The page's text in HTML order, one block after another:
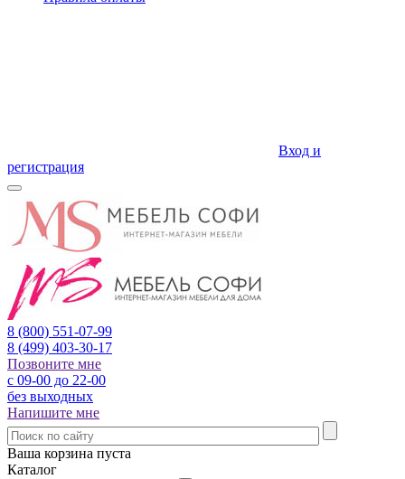
Вход и
регистрация
8 (800) 551-07-99
8 (499) 403-30-17
Позвоните мне
с 09-00 до 22-00
без выходных
Напишите мне
Ваша корзина пуста
Каталог